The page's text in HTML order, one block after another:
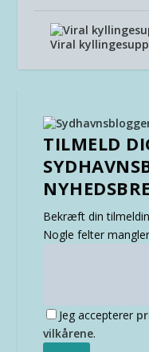
Viral
TILMELD
Bekræft din
Nogle felter
Jeg accepterer
vilkårene.